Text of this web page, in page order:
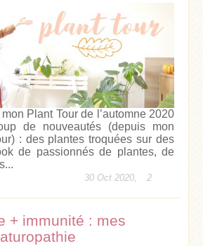
Plant Tour de l’automne 2020
de nouveautés (depuis mon
: des plantes troquées sur des
de passionnés de plantes, de
30 Oct 2020, 2
+ immunité : mes